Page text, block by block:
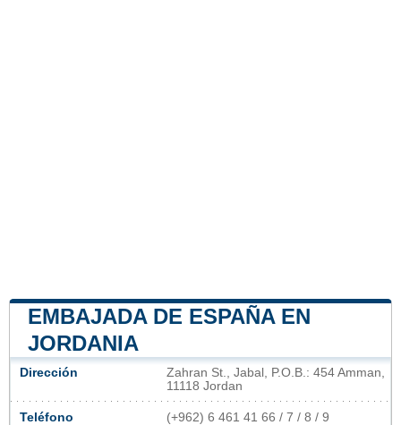
EMBAJADA DE ESPAÑA EN
JORDANIA
Dirección
Zahran St., Jabal, P.O.B.: 454 Amman,
11118 Jordan
Teléfono (+962) 6 461 41 66 / 7 / 8 / 9